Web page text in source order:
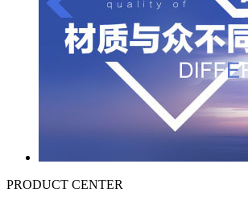
PRODUCT CENTER